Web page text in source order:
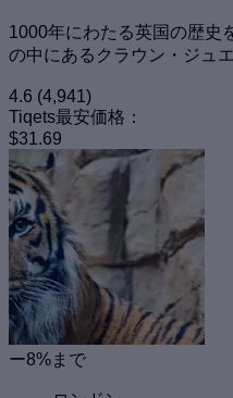
1000年にわたる英国の歴史
の中にあるクラウン・ジュ
4.6 (4,941)
Tiqets最安価格：
$31.69
ー8%まで